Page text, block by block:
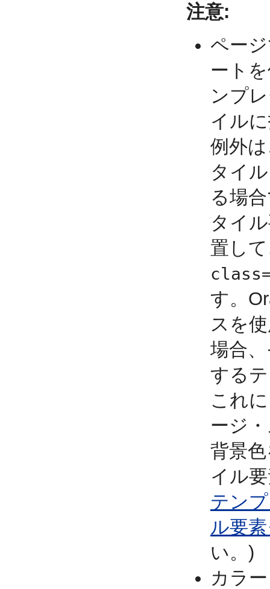
注意:
ペー
ート
ンプ
イル
例外
タイ
る場
タイ
置し
す。
スを
場合
する
これ
ージ
背景
イル
テン
ル要
い。)
カラ